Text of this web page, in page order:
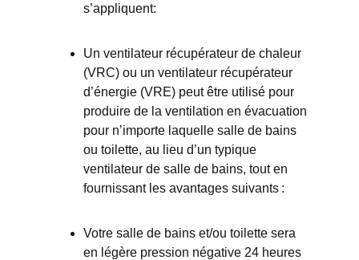
s’appliquent:
Un ventilateur récupérateur de chaleur
(VRC) ou un ventilateur récupérateur
d’énergie (VRE) peut être utilisé pour
produire de la ventilation en évacuation
pour n’importe laquelle salle de bains
ou toilette, au lieu d’un typique
ventilateur de salle de bains, tout en
fournissant les avantages suivants :
Votre salle de bains et/ou toilette sera
en légère pression négative 24 heures